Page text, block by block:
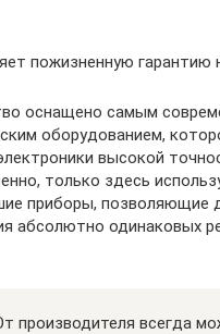
пожизненную гарантию
оснащено самым
оборудованием,
высокой
только здесь
приборы, позволяющие
абсолютно одинаковых
производителя всегда